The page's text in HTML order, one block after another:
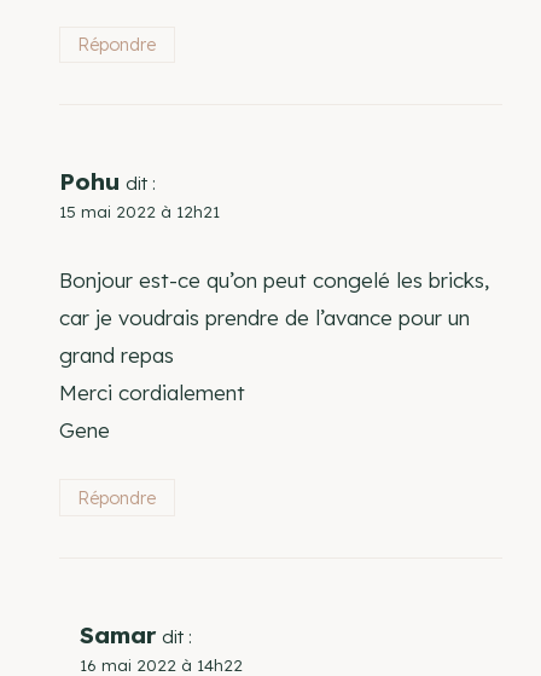
Répondre
Pohu dit :
15 mai 2022 à 12h21
Bonjour est-ce qu’on peut congelé les bricks,
car je voudrais prendre de l’avance pour un
grand repas
Merci cordialement
Gene
Répondre
Samar dit :
16 mai 2022 à 14h22